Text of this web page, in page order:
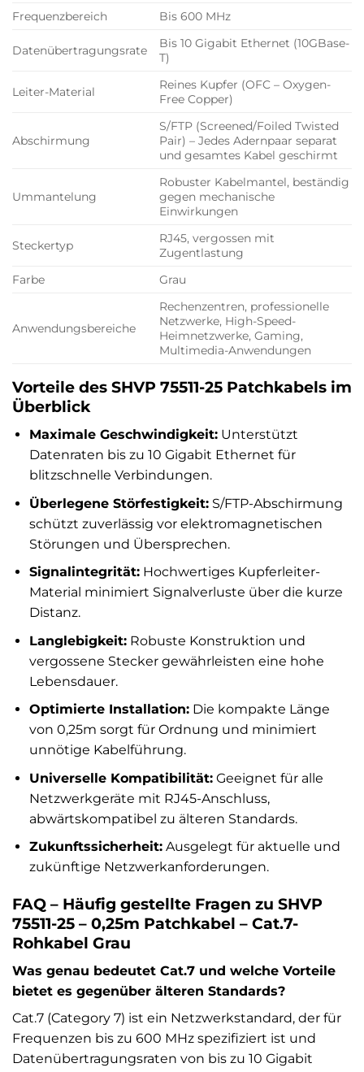
Frequenzbereich
Bis 600 MHz
Datenübertragungsrate
Bis 10 Gigabit Ethernet (10GBase-
T)
Leiter-Material
Reines Kupfer (OFC – Oxygen-
Free Copper)
Abschirmung
S/FTP (Screened/Foiled Twisted
Pair) – Jedes Adernpaar separat
und gesamtes Kabel geschirmt
Ummantelung
Robuster Kabelmantel, beständig
gegen mechanische
Einwirkungen
Steckertyp
RJ45, vergossen mit
Zugentlastung
Farbe
Grau
Anwendungsbereiche
Rechenzentren, professionelle
Netzwerke, High-Speed-
Heimnetzwerke, Gaming,
Multimedia-Anwendungen
Vorteile des SHVP 75511-25 Patchkabels im
Überblick
Maximale Geschwindigkeit:Unterstützt
Datenraten bis zu 10 Gigabit Ethernet für
blitzschnelle Verbindungen.
Überlegene Störfestigkeit:S/FTP-Abschirmung
schützt zuverlässig vor elektromagnetischen
Störungen und Übersprechen.
Signalintegrität:Hochwertiges Kupferleiter-
Material minimiert Signalverluste über die kurze
Distanz.
Langlebigkeit:Robuste Konstruktion und
vergossene Stecker gewährleisten eine hohe
Lebensdauer.
Optimierte Installation:Die kompakte Länge
von 0,25m sorgt für Ordnung und minimiert
unnötige Kabelführung.
Universelle Kompatibilität:Geeignet für alle
Netzwerkgeräte mit RJ45-Anschluss,
abwärtskompatibel zu älteren Standards.
Zukunftssicherheit:Ausgelegt für aktuelle und
zukünftige Netzwerkanforderungen.
FAQ – Häufig gestellte Fragen zu SHVP
75511-25 – 0,25m Patchkabel – Cat.7-
Rohkabel Grau
Was genau bedeutet Cat.7 und welche Vorteile
bietet es gegenüber älteren Standards?
Cat.7 (Category 7) ist ein Netzwerkstandard, der für
Frequenzen bis zu 600 MHz spezifiziert ist und
Datenübertragungsraten von bis zu 10 Gigabit